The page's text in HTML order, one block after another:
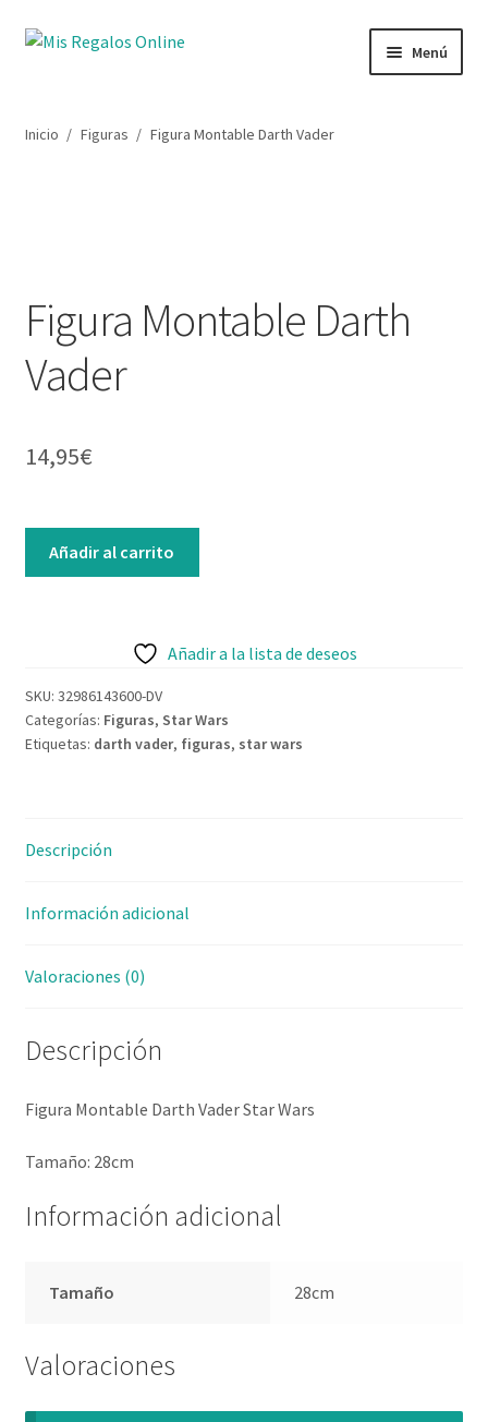
Ir
Ir
Menú
Novedades
Lista de deseos
Mi cuenta
Inicio / Figuras / Figura Montable Darth Vader
Figura Montable Darth
Vader
14,95€
Añadir al carrito
Añadir a la lista de deseos
SKU: 32986143600-DV
Categorías: Figuras, Star Wars
Etiquetas: darth vader, figuras, star wars
Descripción
Información adicional
Valoraciones (0)
Descripción
Figura Montable Darth Vader Star Wars
Tamaño: 28cm
Información adicional
Tamaño 28cm
Valoraciones